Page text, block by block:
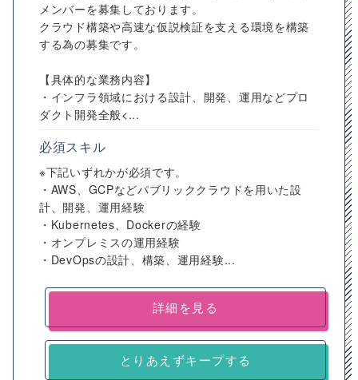
メンバーを募集しております。
クラウド構築や高速な仮説検証を支える環境を構築
する為の募集です。
【具体的な業務内容】
・インフラ領域における設計、開発、運用などプロ
ダクト開発全般<...
必須スキル
※下記いずれかが必須です。
・AWS、GCPなどパブリッククラウドを用いた設
計、開発、運用経験
・Kubernetes、Dockerの経験
・オンプレミスの運用経験
・DevOpsの設計、構築、運用経験...
詳細を見る
とりあえずキープする